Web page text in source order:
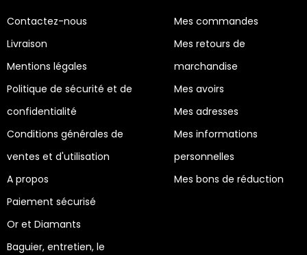
Contactez-nous
Livraison
Mentions légales
Politique de sécurité et de
confidentialité
Conditions générales de
ventes et d'utilisation
A propos
Paiement sécurisé
Or et Diamants
Baguier, entretien, le
Mes commandes
Mes retours de
marchandise
Mes avoirs
Mes adresses
Mes informations
personnelles
Mes bons de réduction